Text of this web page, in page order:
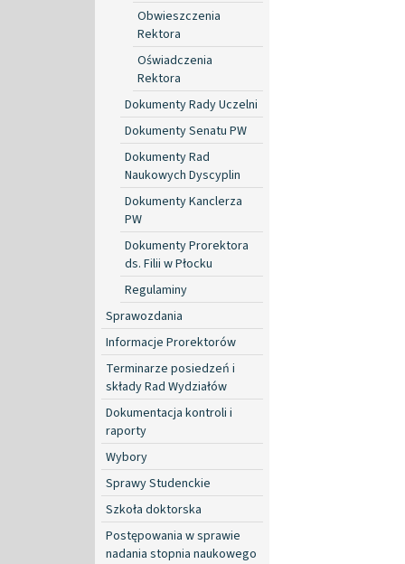
Obwieszczenia
Rektora
Oświadczenia
Rektora
Dokumenty Rady Uczelni
Dokumenty Senatu PW
Dokumenty Rad
Naukowych Dyscyplin
Dokumenty Kanclerza
PW
Dokumenty Prorektora
ds. Filii w Płocku
Regulaminy
Sprawozdania
Informacje Prorektorów
Terminarze posiedzeń i
składy Rad Wydziałów
Dokumentacja kontroli i
raporty
Wybory
Sprawy Studenckie
Szkoła doktorska
Postępowania w sprawie
nadania stopnia naukowego